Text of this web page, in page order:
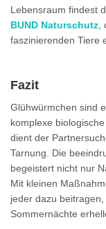
Lebensraum findest
BUND Naturschutz
faszinierenden Tiere
Fazit
Glühwürmchen sind
komplexe
dient der
Tarnung. Die
begeistert nicht nur
Mit kleinen
jeder dazu
Sommernächte